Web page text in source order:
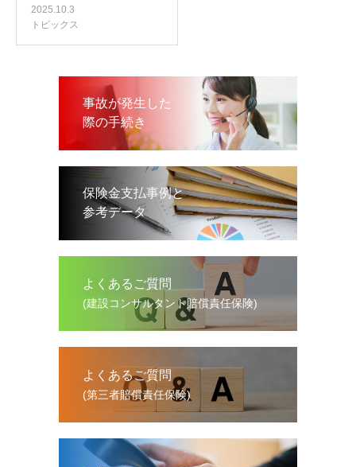
2025.10.3
トピックス
事故が発生した
際の手続き
保険金支払事例と
参考データ
よくあるご質問
(建設コンサルタント賠償責任保険)
よくあるご質問
(第三者賠償責任保険)